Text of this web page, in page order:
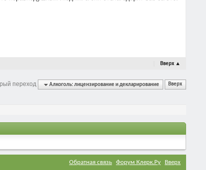
Вверх ▲
переход Алкоголь: лицензирование и декларирование Вверх
Обратная связь Форум Клерк.Ру Вверх